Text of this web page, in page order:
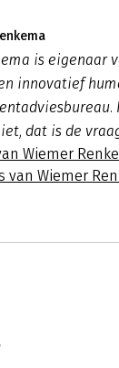
is eigenaar
innovatief
dat is de
Wiemer
van Wiemer